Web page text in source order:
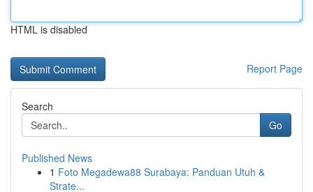
HTML is disabled
Report Page
Search
Go
Published News
1 Foto Megadewa88 Surabaya: Panduan Utuh &
Strate...